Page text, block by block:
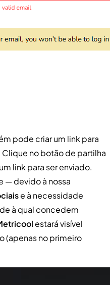
pode criar um link para
no botão de partilha
link para ser enviado.
— devido à nossa
e à necessidade
à qual concedem
estará visível
(apenas no primeiro